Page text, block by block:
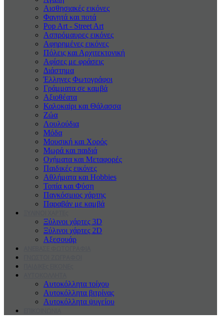
Αισθησιακές εικόνες
Φαγητά και ποτά
Pop Art - Street Art
Ασπρόμαυρες εικόνες
Αφηρημένες εικόνες
Πόλεις και Αρχιτεκτονική
Αφίσες με φράσεις
Διάστημα
Έλληνες Φωτογράφοι
Γράμματα σε καμβά
Αξιοθέατα
Καλοκαiρι και Θάλασσα
Ζώα
Λουλούδια
Μόδα
Μουσική και Χορός
Μωρά και παιδιά
Οχήματα και Μεταφορές
Παιδικές εικόνες
Αθλήματα και Hobbies
Τοπία και Φύση
Παγκόσμιος χάρτης
Παραβάν με καμβά
Ξύλινοι χάρτες 3D
Ξύλινοι χάρτες 2D
Αξεσουάρ
Αυτοκόλλητα τοίχου
Αυτοκόλλητα βιτρίνας
Αυτοκόλλητα ψυγείου